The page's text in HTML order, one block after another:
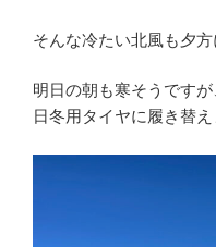
そんな冷たい北風も夕方
明日の朝も寒そうです
日冬用タイヤに履き替え